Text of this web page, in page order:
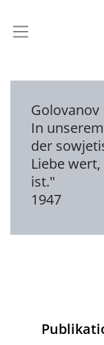
Golovanov
In
der
Liebe
ist."
1947